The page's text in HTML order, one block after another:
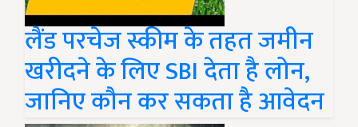
लैंड परचेज स्कीम के तहत जमीन
खरीदने के लिए SBI देता है लोन,
जानिए कौन कर सकता है आवेदन